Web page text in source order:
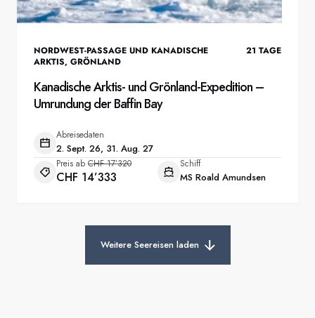
NORDWEST-PASSAGE UND KANADISCHE
ARKTIS, GRÖNLAND
21 TAGE
Kanadische Arktis- und Grönland-Expedition –
Umrundung der Baffin Bay
Abreisedaten
2. Sept. 26, 31. Aug. 27
Preis ab CHF 17’320
CHF 14’333
Schiff
MS Roald Amundsen
Weitere Seereisen laden